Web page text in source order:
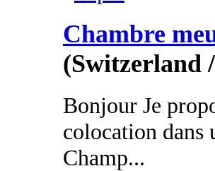
Chambre
(Switzerland
Bonjour Je
colocation dans
Champ...